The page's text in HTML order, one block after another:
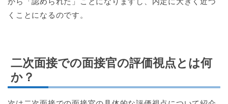
くことになるのです。
二次面接での面接官の評価視点とは何
か？